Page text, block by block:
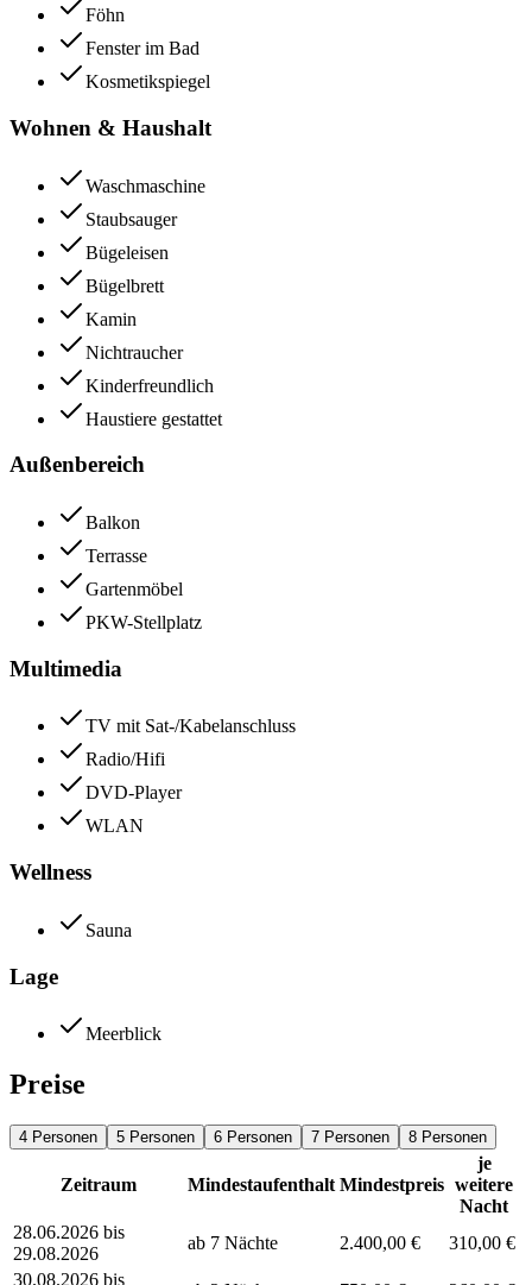
Föhn
Fenster im Bad
Kosmetikspiegel
Wohnen & Haushalt
Waschmaschine
Staubsauger
Bügeleisen
Bügelbrett
Kamin
Nichtraucher
Kinderfreundlich
Haustiere gestattet
Außenbereich
Balkon
Terrasse
Gartenmöbel
PKW-Stellplatz
Multimedia
TV mit Sat-/Kabelanschluss
Radio/Hifi
DVD-Player
WLAN
Wellness
Sauna
Lage
Meerblick
Preise
4 Personen 5 Personen 6 Personen 7 Personen 8 Personen
Zeitraum Mindestaufenthalt Mindestpreis
je
weitere
Nacht
28.06.2026 bis
29.08.2026
ab 7 Nächte 2.400,00 €
310,00 €
30.08.2026 bis